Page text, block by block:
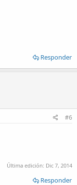
Responder
#6
Última edición: Dic 7, 2014
Responder